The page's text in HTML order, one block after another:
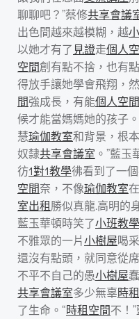
聊聊吧？”蔡修共享會議
出色間越來越模糊，越
以她才有了 見證走個人
空間創有點不捨，也有
得放手讓她學會飛翔，
間強成長，有能個人空間
候才能當媽媽她的孩子。
慧瑜伽教室和背景，根
奴隸共享會議室 。”藍玉
彷1對1教學彿看到了一
空間奈，不像瑜伽教室
室出租勝似真龍.高明的
藍玉華頓時笑了小班教學
不雅眾的一片小樹屋喝
還沒有點頭，就同意從
不平不自己的愚小樹屋
共享會議室多少無辜時
了生命。“時租空間不！